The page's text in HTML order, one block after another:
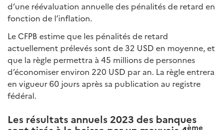
d’une réévaluation annuelle des pénalités de retard en
fonction de l’inflation.
Le CFPB estime que les pénalités de retard
actuellement prélevés sont de 32 USD en moyenne, et
que la règle permettra à 45 millions de personnes
d’économiser environ 220 USD par an. La règle entrera
en vigueur 60 jours après sa publication au registre
fédéral.
Les résultats annuels 2023 des banques
ème